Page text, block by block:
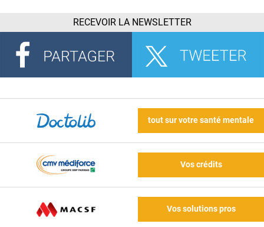
RECEVOIR LA NEWSLETTER
tout sur votre santé mentale
Vos crédits
Vos solutions pros